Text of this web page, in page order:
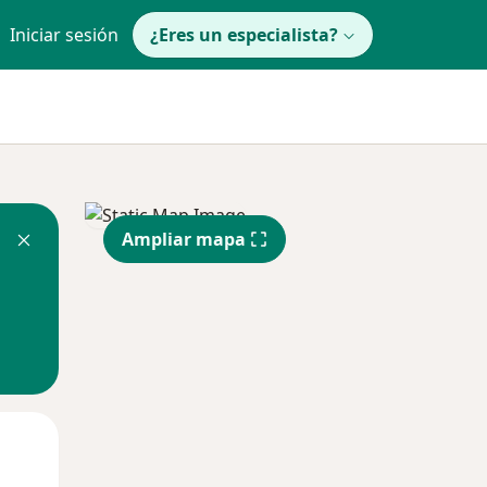
Iniciar sesión ¿Eres un especialista?
Ampliar mapa